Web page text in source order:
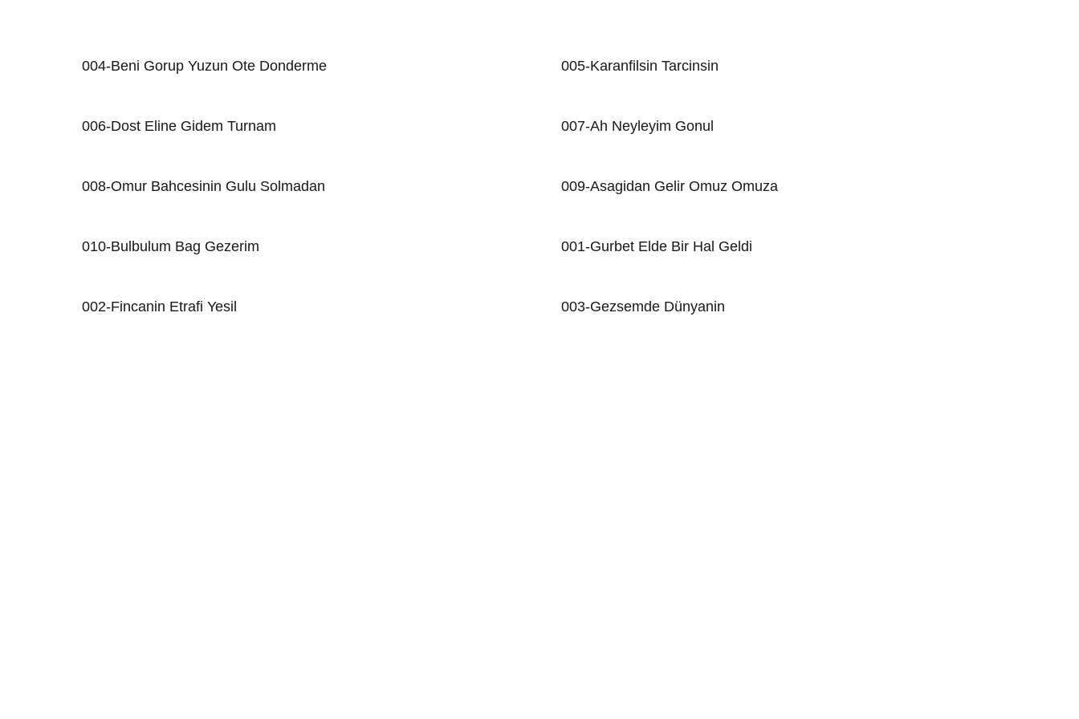
004-Beni Gorup Yuzun Ote Donderme 005-Karanfilsin Tarcinsin
006-Dost Eline Gidem Turnam 007-Ah Neyleyim Gonul
008-Omur Bahcesinin Gulu Solmadan 009-Asagidan Gelir Omuz Omuza
010-Bulbulum Bag Gezerim 001-Gurbet Elde Bir Hal Geldi
002-Fincanin Etrafi Yesil 003-Gezsemde Dünyanin